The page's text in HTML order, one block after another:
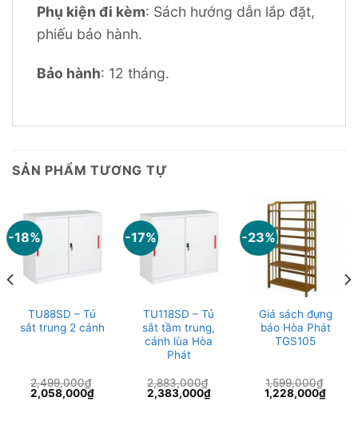
Phụ kiện đi kèm: Sách hướng dẫn lắp đặt,
phiếu bảo hành.
Bảo hành: 12 tháng.
SẢN PHẨM TƯƠNG TỰ
-18%
TU88SD – Tủ
sắt trung 2 cánh
2,499,000₫
Giá
gốc
2,058,000₫Giá
hiện
-17%
TU118SD – Tủ
sắt tầm trung,
cánh lùa Hòa
Phát
2,883,000₫
Giá
gốc
2,383,000₫Giá
hiện
-23%
Giá sách đựng
báo Hòa Phát
TGS105
1,599,000₫
Giá
gốc
1,228,000₫Giá